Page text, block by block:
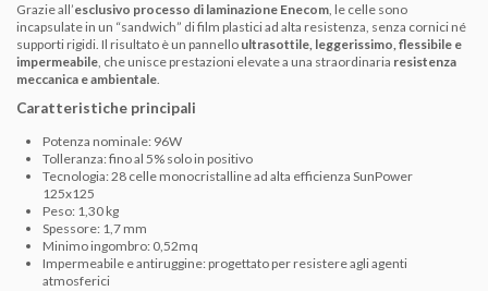
Grazie all’esclusivo processo di laminazione Enecom, le celle sono
incapsulate in un “sandwich” di film plastici ad alta resistenza, senza cornici né
supporti rigidi. Il risultato è un pannello ultrasottile, leggerissimo, flessibile e
impermeabile, che unisce prestazioni elevate a una straordinaria resistenza
meccanica e ambientale.
Caratteristiche principali
Potenza nominale: 96W
Tolleranza: fino al 5% solo in positivo
Tecnologia: 28 celle monocristalline ad alta efficienza SunPower
125x125
Peso: 1,30 kg
Spessore: 1,7 mm
Minimo ingombro: 0,52mq
Impermeabile e antiruggine: progettato per resistere agli agenti
atmosferici